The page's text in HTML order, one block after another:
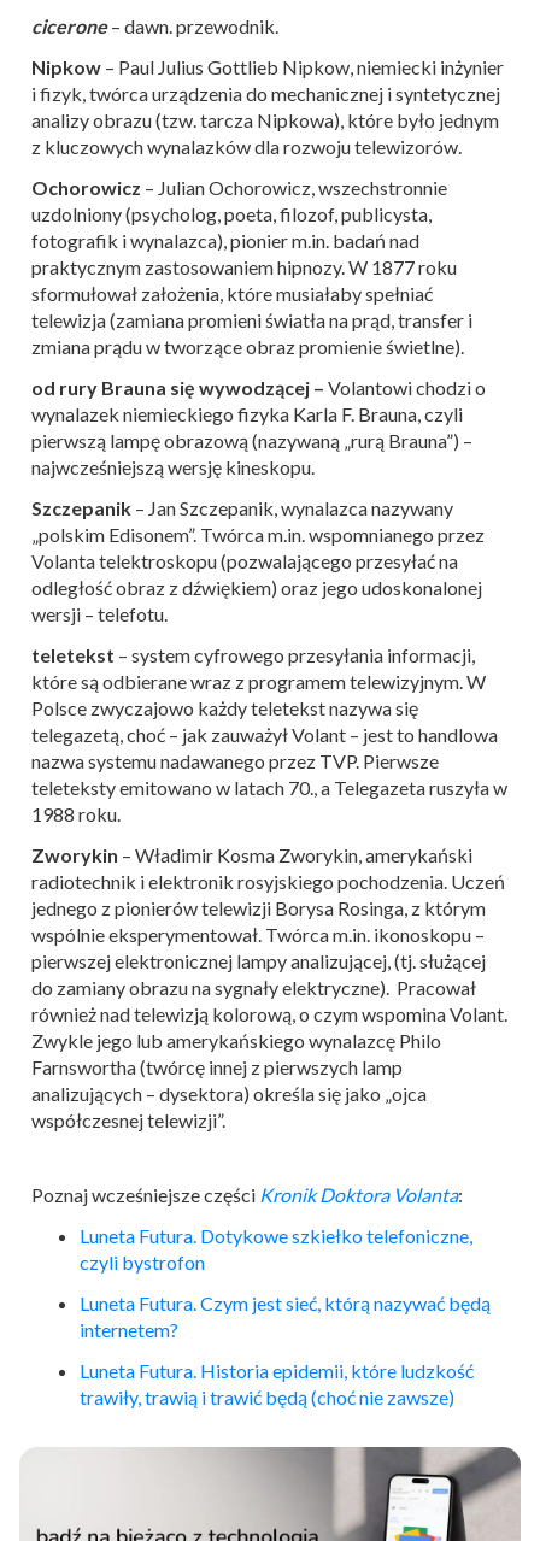
cicerone– dawn. przewodnik.
Nipkow – Paul Julius Gottlieb Nipkow, niemiecki inżynier
i fizyk, twórca urządzenia do mechanicznej i syntetycznej
analizy obrazu (tzw. tarcza Nipkowa), które było jednym
z kluczowych wynalazków dla rozwoju telewizorów.
Ochorowicz – Julian Ochorowicz, wszechstronnie
uzdolniony (psycholog, poeta, filozof, publicysta,
fotografik i wynalazca), pionier m.in. badań nad
praktycznym zastosowaniem hipnozy. W 1877 roku
sformułował założenia, które musiałaby spełniać
telewizja (zamiana promieni światła na prąd, transfer i
zmiana prądu w tworzące obraz promienie świetlne).
od rury Brauna się wywodzącej – Volantowi chodzi o
wynalazek niemieckiego fizyka Karla F. Brauna, czyli
pierwszą lampę obrazową (nazywaną „rurą Brauna”) –
najwcześniejszą wersję kineskopu.
Szczepanik – Jan Szczepanik, wynalazca nazywany
„polskim Edisonem”. Twórca m.in. wspomnianego przez
Volanta telektroskopu (pozwalającego przesyłać na
odległość obraz z dźwiękiem) oraz jego udoskonalonej
wersji – telefotu.
teletekst – system cyfrowego przesyłania informacji,
które są odbierane wraz z programem telewizyjnym. W
Polsce zwyczajowo każdy teletekst nazywa się
telegazetą, choć – jak zauważył Volant – jest to handlowa
nazwa systemu nadawanego przez TVP. Pierwsze
teleteksty emitowano w latach 70., a Telegazeta ruszyła w
1988 roku.
Zworykin – Władimir Kosma Zworykin, amerykański
radiotechnik i elektronik rosyjskiego pochodzenia. Uczeń
jednego z pionierów telewizji Borysa Rosinga, z którym
wspólnie eksperymentował. Twórca m.in. ikonoskopu –
pierwszej elektronicznej lampy analizującej, (tj. służącej
do zamiany obrazu na sygnały elektryczne). Pracował
również nad telewizją kolorową, o czym wspomina Volant.
Zwykle jego lub amerykańskiego wynalazcę Philo
Farnswortha (twórcę innej z pierwszych lamp
analizujących – dysektora) określa się jako „ojca
współczesnej telewizji”.
Poznaj wcześniejsze części Kronik Doktora Volanta:
Luneta Futura. Dotykowe szkiełko telefoniczne,
czyli bystrofon
Luneta Futura. Czym jest sieć, którą nazywać będą
internetem?
Luneta Futura. Historia epidemii, które ludzkość
trawiły, trawią i trawić będą (choć nie zawsze)